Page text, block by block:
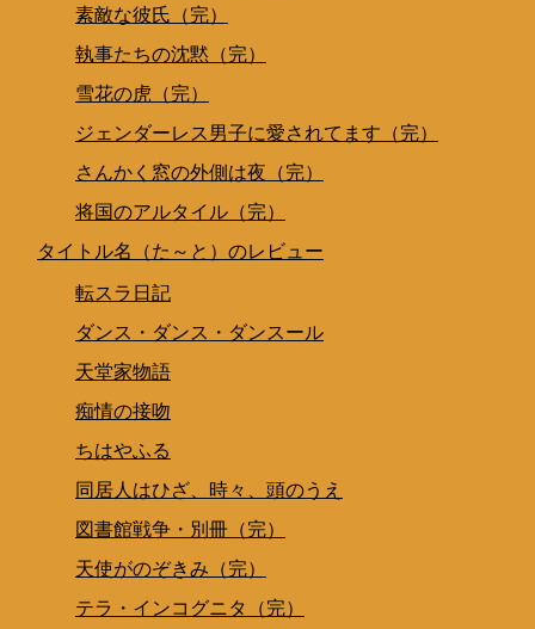
素敵な彼氏（完）
執事たちの沈黙（完）
雪花の虎（完）
ジェンダーレス男子に愛されてます（完）
さんかく窓の外側は夜（完）
将国のアルタイル（完）
タイトル名（た～と）のレビュー
転スラ日記
ダンス・ダンス・ダンスール
天堂家物語
痴情の接吻
ちはやふる
同居人はひざ、時々、頭のうえ
図書館戦争・別冊（完）
天使がのぞきみ（完）
テラ・インコグニタ（完）